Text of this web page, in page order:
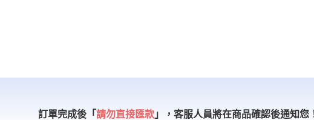
訂單完成後「請勿直接匯款 」， 客服人員將在商品確認後通知您